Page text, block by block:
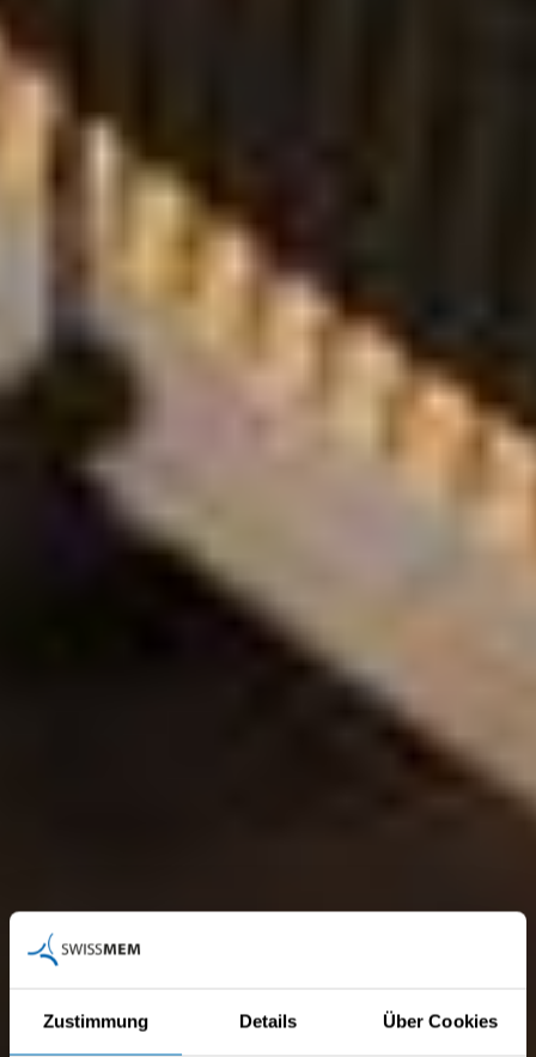
Zustimmung Details Über Cookies